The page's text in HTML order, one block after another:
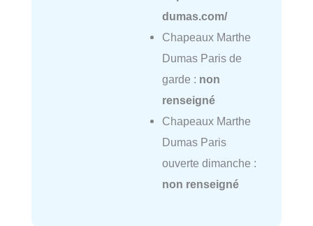
dumas.com/
Chapeaux Marthe
Dumas Paris de
garde : non
renseigné
Chapeaux Marthe
Dumas Paris
ouverte dimanche :
non renseigné